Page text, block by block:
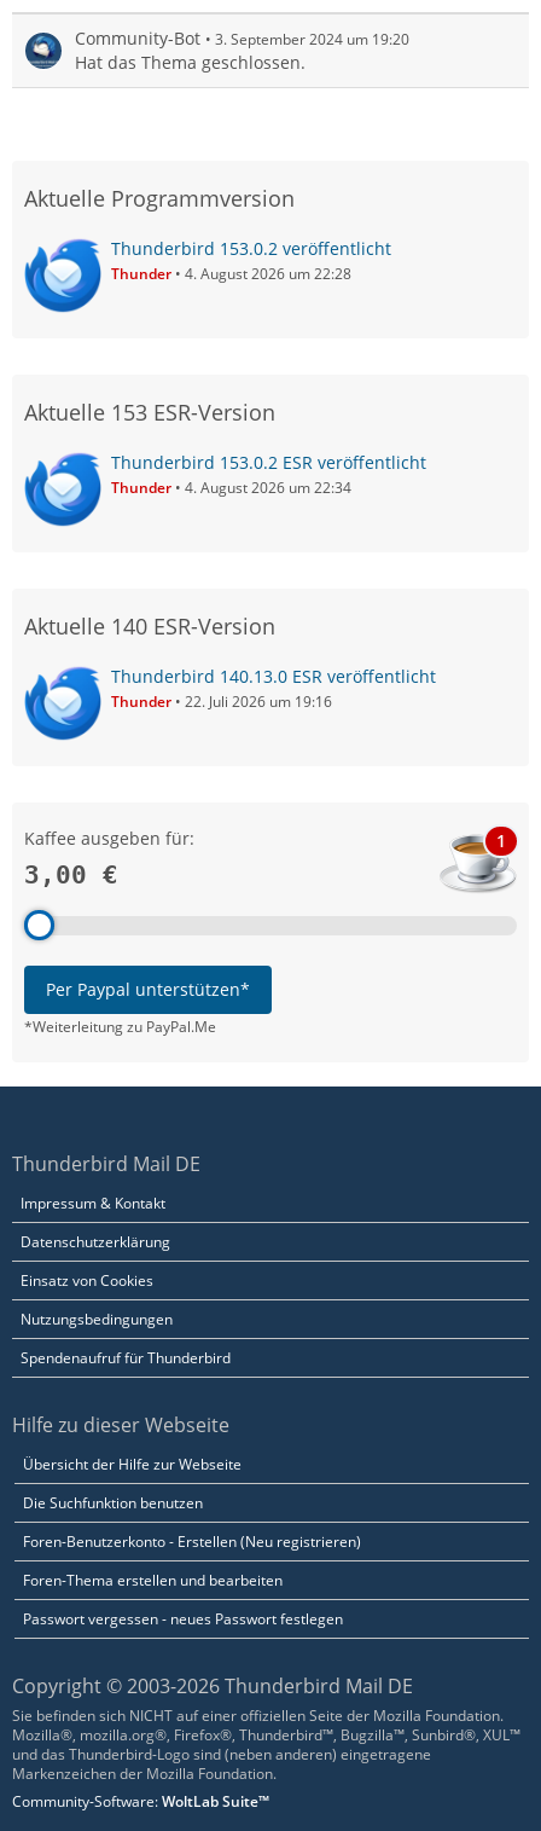
Community-Bot 3. September 2024 um 19:20
Hat das Thema geschlossen.
Aktuelle Programmversion
Thunderbird 153.0.2 veröffentlicht
Thunder 4. August 2026 um 22:28
Aktuelle 153 ESR-Version
Thunderbird 153.0.2 ESR veröffentlicht
Thunder 4. August 2026 um 22:34
Aktuelle 140 ESR-Version
Thunderbird 140.13.0 ESR veröffentlicht
Thunder 22. Juli 2026 um 19:16
Kaffee ausgeben für:
3,00 €
1
Per Paypal unterstützen*
*Weiterleitung zu PayPal.Me
Thunderbird Mail DE
Impressum & Kontakt
Datenschutzerklärung
Einsatz von Cookies
Nutzungsbedingungen
Spendenaufruf für Thunderbird
Hilfe zu dieser Webseite
Übersicht der Hilfe zur Webseite
Die Suchfunktion benutzen
Foren-Benutzerkonto - Erstellen (Neu registrieren)
Foren-Thema erstellen und bearbeiten
Passwort vergessen - neues Passwort festlegen
Copyright © 2003-2026 Thunderbird Mail DE
Sie befinden sich NICHT auf einer offiziellen Seite der Mozilla Foundation.
Mozilla®, mozilla.org®, Firefox®, Thunderbird™, Bugzilla™, Sunbird®, XUL™
und das Thunderbird-Logo sind (neben anderen) eingetragene
Markenzeichen der Mozilla Foundation.
Community-Software:WoltLab Suite™